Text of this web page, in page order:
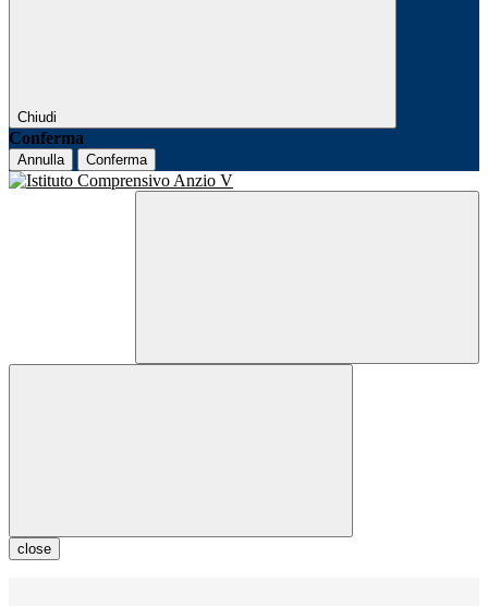
Chiudi
Conferma
Annulla Conferma
close